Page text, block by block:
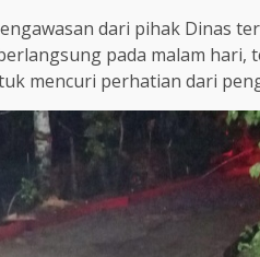
dari pihak Dinas
pada malam hari,
mencuri perhatian dari